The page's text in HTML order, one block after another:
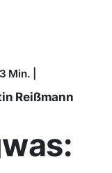
Min. |
Reißmann